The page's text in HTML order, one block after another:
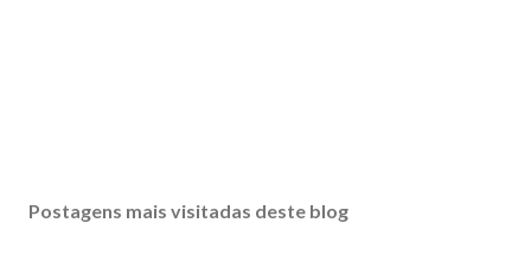
s
Postagens mais visitadas deste blog